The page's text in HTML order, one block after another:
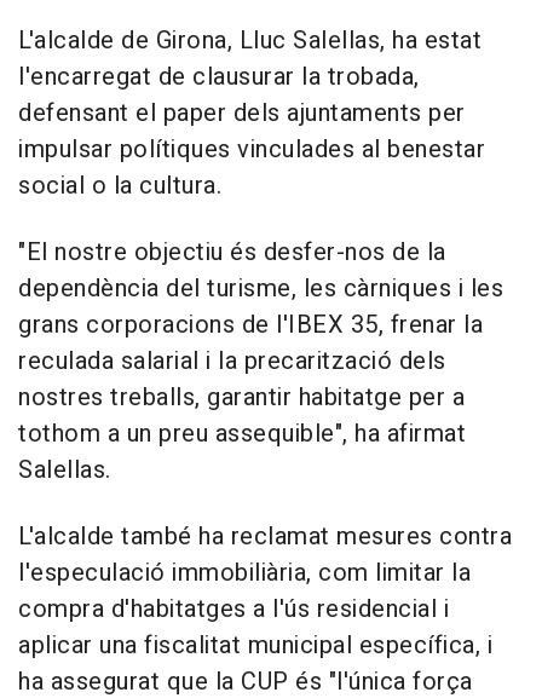
L'alcalde de Girona, Lluc Salellas, ha estat
l'encarregat de clausurar la trobada,
defensant el paper dels ajuntaments per
impulsar polítiques vinculades al benestar
social o la cultura.
"El nostre objectiu és desfer-nos de la
dependència del turisme, les càrniques i les
grans corporacions de l'IBEX 35, frenar la
reculada salarial i la precarització dels
nostres treballs, garantir habitatge per a
tothom a un preu assequible", ha afirmat
Salellas.
L'alcalde també ha reclamat mesures contra
l'especulació immobiliària, com limitar la
compra d'habitatges a l'ús residencial i
aplicar una fiscalitat municipal específica, i
ha assegurat que la CUP és "l'única força